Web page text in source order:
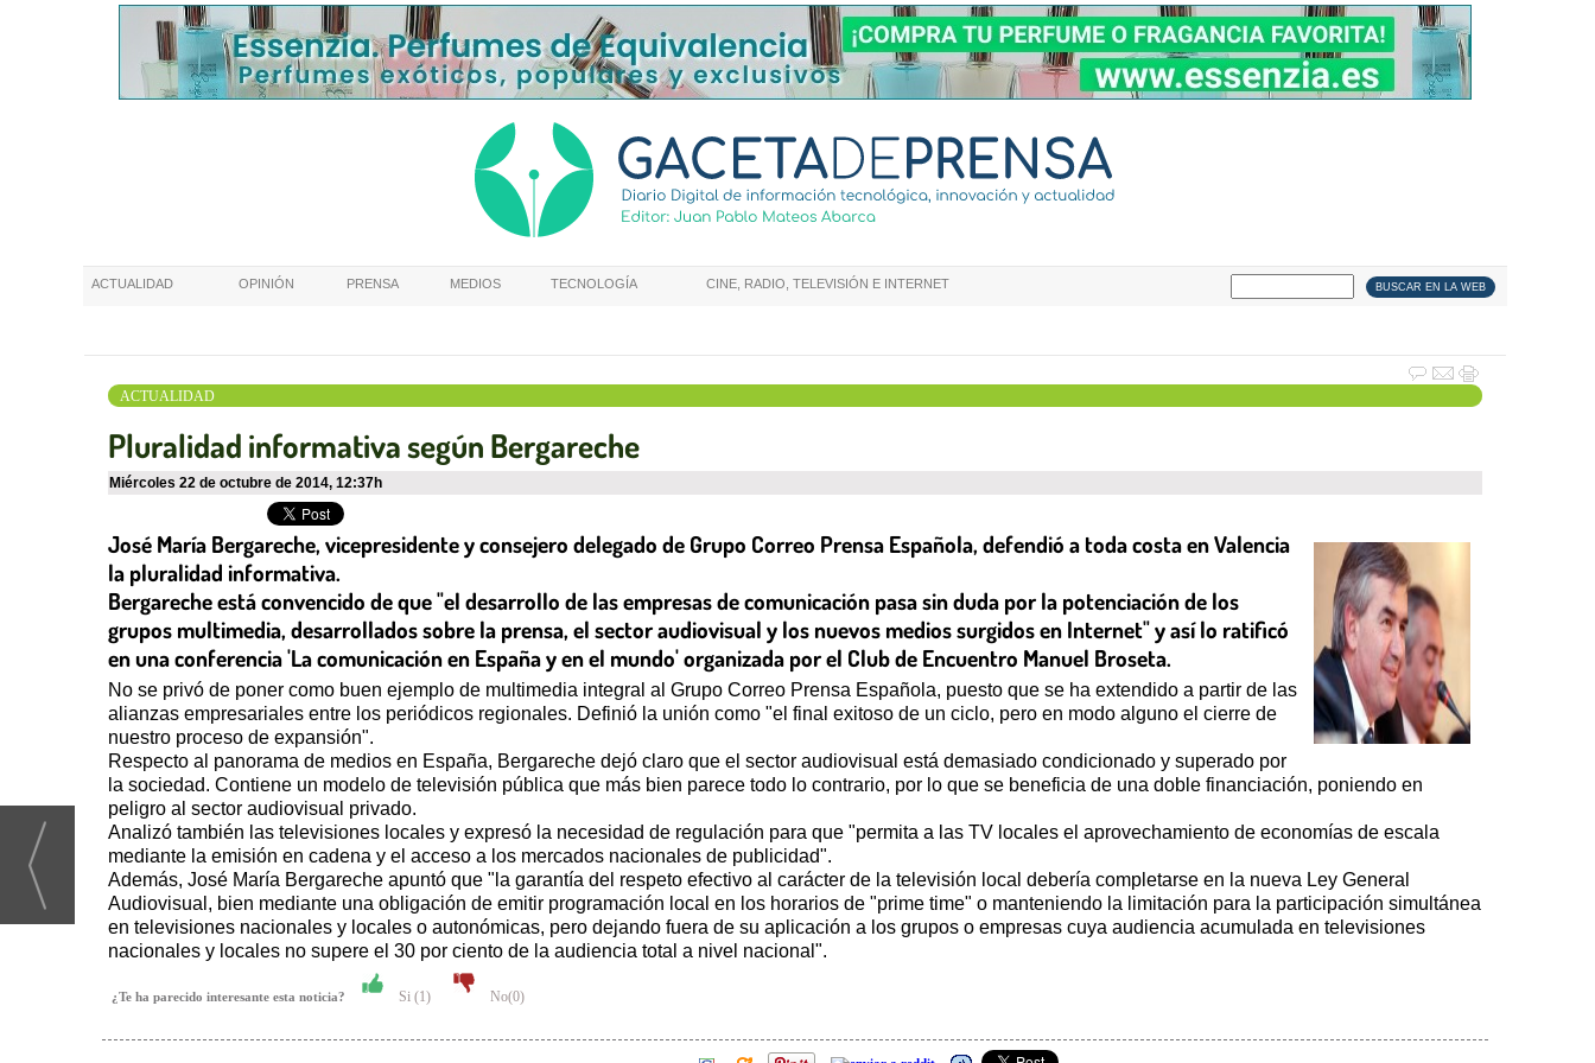
ACTUALIDAD OPINIÓN PRENSA MEDIOS TECNOLOGÍA CINE, RADIO, TELEVISIÓN E INTERNET
ACTUALIDAD
Pluralidad informativa según Bergareche
miércoles 22 de octubre de 2014, 12:37h
José María Bergareche, vicepresidente y consejero delegado de Grupo Correo Prensa Española, defendió a toda costa en Valencia
la pluralidad informativa.
Bergareche está convencido de que "el desarrollo de las empresas de comunicación pasa sin duda por la potenciación de los
grupos multimedia, desarrollados sobre la prensa, el sector audiovisual y los nuevos medios surgidos en Internet" y así lo ratificó
en una conferencia 'La comunicación en España y en el mundo' organizada por el Club de Encuentro Manuel Broseta.
No se privó de poner como buen ejemplo de multimedia integral al Grupo Correo Prensa Española, puesto que se ha extendido a partir de las
alianzas empresariales entre los periódicos regionales. Definió la unión como "el final exitoso de un ciclo, pero en modo alguno el cierre de
nuestro proceso de expansión".
Respecto al panorama de medios en España, Bergareche dejó claro que el sector audiovisual está demasiado condicionado y superado por
la sociedad. Contiene un modelo de televisión pública que más bien parece todo lo contrario, por lo que se beneficia de una doble financiación, poniendo en
peligro al sector audiovisual privado.
Analizó también las televisiones locales y expresó la necesidad de regulación para que "permita a las TV locales el aprovechamiento de economías de escala
mediante la emisión en cadena y el acceso a los mercados nacionales de publicidad".
Además, José María Bergareche apuntó que "la garantía del respeto efectivo al carácter de la televisión local debería completarse en la nueva Ley General
Audiovisual, bien mediante una obligación de emitir programación local en los horarios de "prime time" o manteniendo la limitación para la participación simultánea
en televisiones nacionales y locales o autonómicas, pero dejando fuera de su aplicación a los grupos o empresas cuya audiencia acumulada en televisiones
nacionales y locales no supere el 30 por ciento de la audiencia total a nivel nacional".
¿Te ha parecido interesante esta noticia? Si (1) No(0)